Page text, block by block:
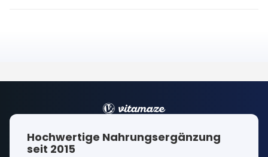
Hochwertige Nahrungsergänzung
seit 2015